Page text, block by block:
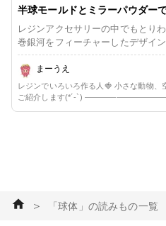
半球モールドとミラーパウダー
レジンアクセサリーの中でもとり
巻銀河をフィーチャーしたデザイ
いう方が多いようです。 ここでは半球を2つ作り、後で合わせてま
ん丸の球体になる方法をご紹介い
ための材料選びやコツなどもお届けいたします
ほとんど揃いますので、レジン初
だけます。
まーうえ
レジンでいろいろ作る人🍓 小さな動物
ご紹介します(*´-`)
＞ 「球体」の読みもの一覧